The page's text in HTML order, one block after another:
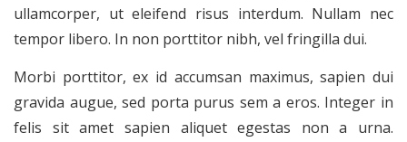
ullamcorper, ut eleifend risus interdum. Nullam nec
tempor libero. In non porttitor nibh, vel fringilla dui.
Morbi porttitor, ex id accumsan maximus, sapien dui
gravida augue, sed porta purus sem a eros. Integer in
felis sit amet sapien aliquet egestas non a urna.